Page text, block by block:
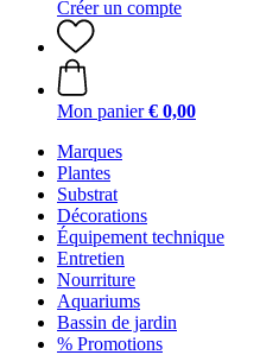
Créer un compte
Mon panier € 0,00
Marques
Plantes
Substrat
Décorations
Équipement technique
Entretien
Nourriture
Aquariums
Bassin de jardin
% Promotions